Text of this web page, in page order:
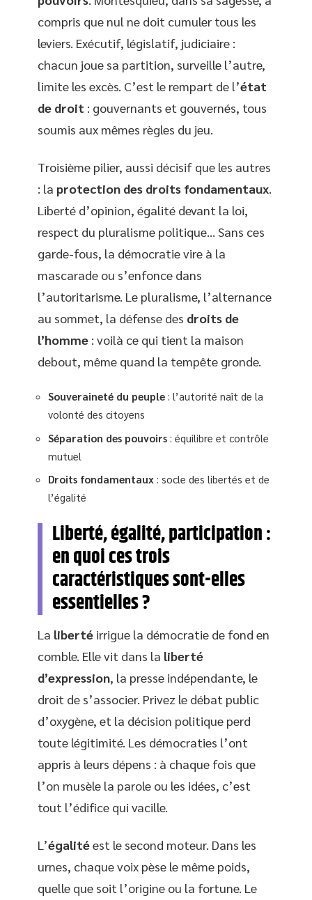
compris que nul ne doit cumuler tous les
leviers. Exécutif, législatif, judiciaire :
chacun joue sa partition, surveille l’autre,
limite les excès. C’est le rempart de l’état
de droit : gouvernants et gouvernés, tous
soumis aux mêmes règles du jeu.
Troisième pilier, aussi décisif que les autres
: la protection des droits fondamentaux
Liberté d’opinion, égalité devant la loi,
respect du pluralisme politique… Sans ces
garde-fous, la démocratie vire à la
mascarade ou s’enfonce dans
l’autoritarisme. Le pluralisme, l’alternance
au sommet, la défense des droits de
l’homme : voilà ce qui tient la maison
debout, même quand la tempête gronde.
Souveraineté du peuple : l’autorité naît de la
volonté des citoyens
Séparation des pouvoirs : équilibre et contrôle
mutuel
Droits fondamentaux : socle des libertés et de
l’égalité
Liberté, égalité, participation :
en quoi ces trois
caractéristiques sont-elles
essentielles ?
La liberté irrigue la démocratie de fond en
comble. Elle vit dans la liberté
d’expression, la presse indépendante, le
droit de s’associer. Privez le débat public
d’oxygène, et la décision politique perd
toute légitimité. Les démocraties l’ont
appris à leurs dépens : à chaque fois que
l’on musèle la parole ou les idées, c’est
tout l’édifice qui vacille.
L’égalitéest le second moteur. Dans les
urnes, chaque voix pèse le même poids,
quelle que soit l’origine ou la fortune. Le